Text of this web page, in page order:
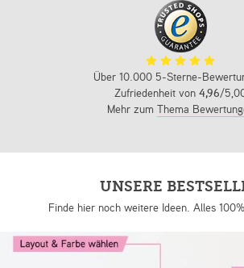
Über 10.000 5-Sterne-
Zufriedenheit von 4,96/
Mehr zum Thema
UNSERE
Finde hier noch weitere Ideen. Alles